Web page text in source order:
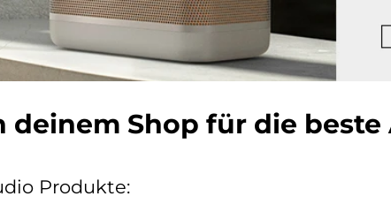
Shop für die beste
Produkte: